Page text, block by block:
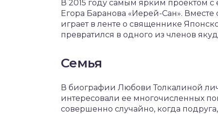
В 2015 году самым ярким проектом с
Егора Баранова «Иерей-Сан».
играет в ленте о священнике
превратился в одного из членов
Семья
В биографии Любови Толкалиной
интересовали ее многочисленных
совершенно случайно, когда